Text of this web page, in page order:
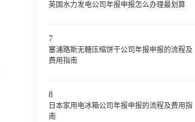
英国水力发电公司年报申报怎么办理最划算
7
塞浦路斯无糖压缩饼干公司年报申报的流程及
费用指南
8
日本家用电冰箱公司年报申报的流程及费用指
南